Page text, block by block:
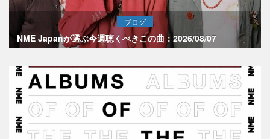
ブログ
NME Japanが選ぶ今週聴くべきこの曲：2026/08/07